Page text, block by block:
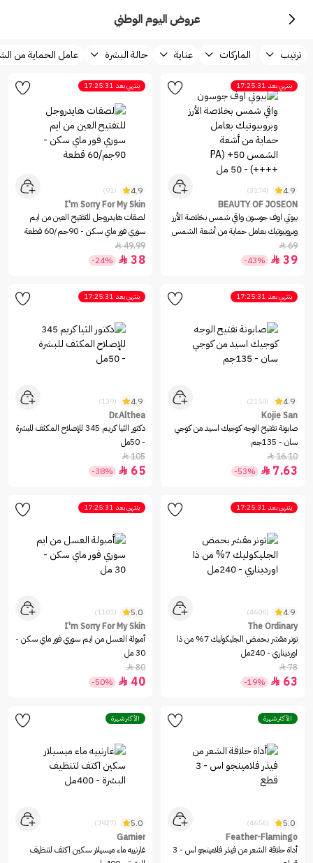
عروض اليوم الوطني
ترتيب الماركات عناية حالة البشرة عامل الحماية من
ينتهي بعد 17:25:31
4.9
(3174)
BEAUTY OF JOSEON
بيوتي اوف جوسون واقي شمس بخلاصة الأرز
وبروبيوتيك بعامل حماية من أشعة الشمس
69

39

-43%
ينتهي بعد 17:25:31
4.9
(91)
I'm Sorry For My Skin
لصقات هايدروجل للتفتيح العين من ايم
سوري فور ماي سكن - 90جم/60 قطعة
49.99

38

-24%
ينتهي بعد 17:25:31
4.9
(2150)
Kojie San
صابونة تفتيح الوجه كوجيك اسيد من كوجي
سان - 135جم
16.10

7.63

-53%
ينتهي بعد 17:25:31
4.9
(139)
Dr.Althea
دكتور الثيا كريم 345 للإصلاح المكثف للبشرة
- 50مل
105

65

-38%
ينتهي بعد 17:25:31
4.9
(4606)
The Ordinary
تونر مقشر بحمض الجليكوليك 7% من ذا
اورديناري - 240مل
78

63

-19%
ينتهي بعد 17:25:31
5.0
(1101)
I'm Sorry For My Skin
أمبولة العسل من ايم سوري فور ماي سكن -
30 مل
80

40

-50%
الأكثر شهرة
5.0
(4656)
Feather-Flamingo
أداة حلاقة الشعر من فيذر فلامينجو اس - 3
الأكثر شهرة
5.0
(3927)
Garnier
غارنييه ماء ميسيلار سكين اكتف لتنظيف